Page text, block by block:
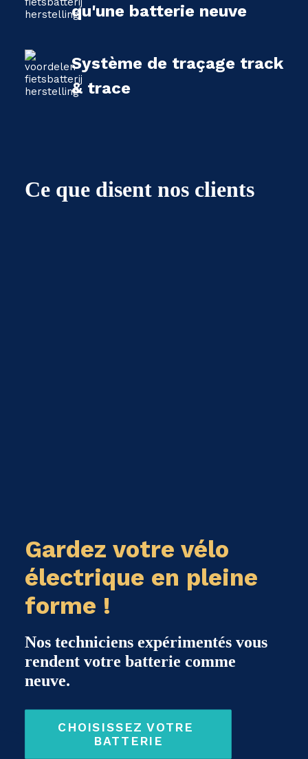
qu'une batterie neuve
Système de traçage track
& trace
Ce que disent nos clients
Gardez votre vélo
électrique en pleine
forme !
Nos techniciens expérimentés vous
rendent votre batterie comme
neuve.
CHOISISSEZ VOTRE
BATTERIE